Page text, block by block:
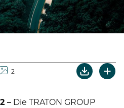
2
– Die TRATON GROUP